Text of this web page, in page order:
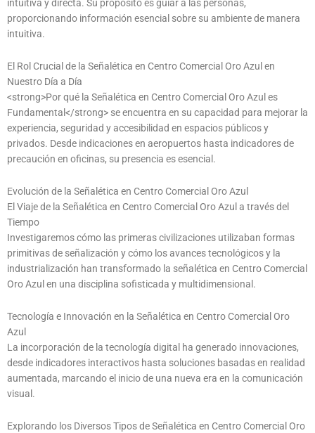
intuitiva y directa. Su propósito es guiar a las personas,
proporcionando información esencial sobre su ambiente de manera
intuitiva.
El Rol Crucial de la Señalética en Centro Comercial Oro Azul en
Nuestro Día a Día
<strong>Por qué la Señalética en Centro Comercial Oro Azul es
Fundamental</strong> se encuentra en su capacidad para mejorar la
experiencia, seguridad y accesibilidad en espacios públicos y
privados. Desde indicaciones en aeropuertos hasta indicadores de
precaución en oficinas, su presencia es esencial.
Evolución de la Señalética en Centro Comercial Oro Azul
El Viaje de la Señalética en Centro Comercial Oro Azul a través del
Tiempo
Investigaremos cómo las primeras civilizaciones utilizaban formas
primitivas de señalización y cómo los avances tecnológicos y la
industrialización han transformado la señalética en Centro Comercial
Oro Azul en una disciplina sofisticada y multidimensional.
Tecnología e Innovación en la Señalética en Centro Comercial Oro
Azul
La incorporación de la tecnología digital ha generado innovaciones,
desde indicadores interactivos hasta soluciones basadas en realidad
aumentada, marcando el inicio de una nueva era en la comunicación
visual.
Explorando los Diversos Tipos de Señalética en Centro Comercial Oro